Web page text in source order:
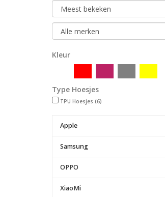
Kleur
Type Hoesjes
TPU Hoesjes (6)
Apple
Samsung
OPPO
XiaoMi